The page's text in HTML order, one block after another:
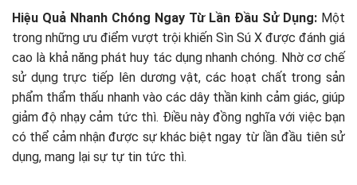
Hiệu Quả Nhanh Chóng Ngay Từ Lần Đầu Sử Dụng: Một
trong những ưu điểm vượt trội khiến Sìn Sú X được đánh giá
cao là khả năng phát huy tác dụng nhanh chóng. Nhờ cơ chế
sử dụng trực tiếp lên dương vật, các hoạt chất trong sản
phẩm thẩm thấu nhanh vào các dây thần kinh cảm giác, giúp
giảm độ nhạy cảm tức thì. Điều này đồng nghĩa với việc bạn
có thể cảm nhận được sự khác biệt ngay từ lần đầu tiên sử
dụng, mang lại sự tự tin tức thì.